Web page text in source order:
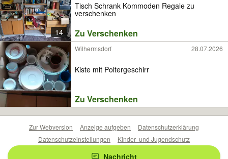
14
Tisch Schrank Kommoden Regale zu
verschenken
Zu Verschenken
Wilhermsdorf 28.07.2026
Kiste mit Poltergeschirr
Zu Verschenken
Nachricht
Zur Webversion Anzeige aufgeben
Datenschutzerklärung
Datenschutzeinstellungen
Kinder- und Jugendschutz
Barrierefreiheitserklärung